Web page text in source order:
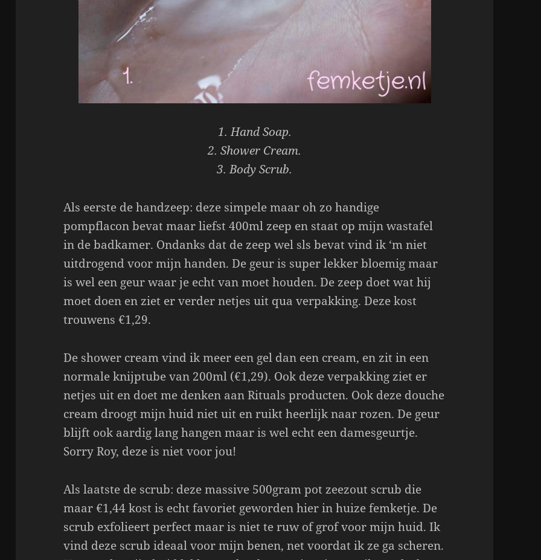
1. Hand Soap.
2. Shower Cream.
3. Body Scrub.
Als eerste de handzeep: deze simpele maar oh zo handige
pompflacon bevat maar liefst 400ml zeep en staat op mijn wastafel
in de badkamer. Ondanks dat de zeep wel sls bevat vind ik ‘m niet
uitdrogend voor mijn handen. De geur is super lekker bloemig maar
is wel een geur waar je echt van moet houden. De zeep doet wat hij
moet doen en ziet er verder netjes uit qua verpakking. Deze kost
trouwens €1,29.
De shower cream vind ik meer een gel dan een cream, en zit in een
normale knijptube van 200ml (€1,29). Ook deze verpakking ziet er
netjes uit en doet me denken aan Rituals producten. Ook deze douche
cream droogt mijn huid niet uit en ruikt heerlijk naar rozen. De geur
blijft ook aardig lang hangen maar is wel echt een damesgeurtje.
Sorry Roy, deze is niet voor jou!
Als laatste de scrub: deze massive 500gram pot zeezout scrub die
maar €1,44 kost is echt favoriet geworden hier in huize femketje. De
scrub exfolieert perfect maar is niet te ruw of grof voor mijn huid. Ik
vind deze scrub ideaal voor mijn benen, net voordat ik ze ga scheren.